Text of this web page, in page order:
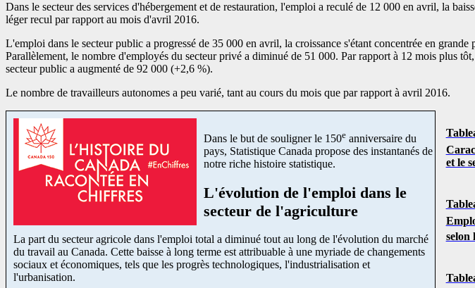
Dans le secteur des services d'hébergement et de restauration, l'emploi a reculé de 12 000 en avril, la
léger recul par rapport au mois d'avril 2016.
L'emploi dans le secteur public a progressé de 35 000 en avril, la croissance s'étant concentrée en
Parallèlement, le nombre d'employés du secteur privé a diminué de 51 000. Par rapport à 12 mois plus
secteur public a augmenté de 92 000 (+2,6 %).
Le nombre de travailleurs autonomes a peu varié, tant au cours du mois que par rapport à avril 2016.
Dans le but de souligner le 150e anniversaire du
pays, Statistique Canada propose des instantanés de
notre riche histoire statistique.
L'évolution de l'emploi dans le
secteur de l'agriculture
La part du secteur agricole dans l'emploi total a diminué tout au long de l'évolution du marché
du travail au Canada. Cette baisse à long terme est attribuable à une myriade de changements
sociaux et économiques, tels que les progrès technologiques, l'industrialisation et
l'urbanisation.
et le
selon